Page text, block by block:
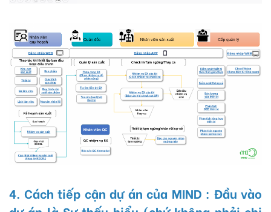
4. Cách tiếp cận dự án của MIND : Đầu vào